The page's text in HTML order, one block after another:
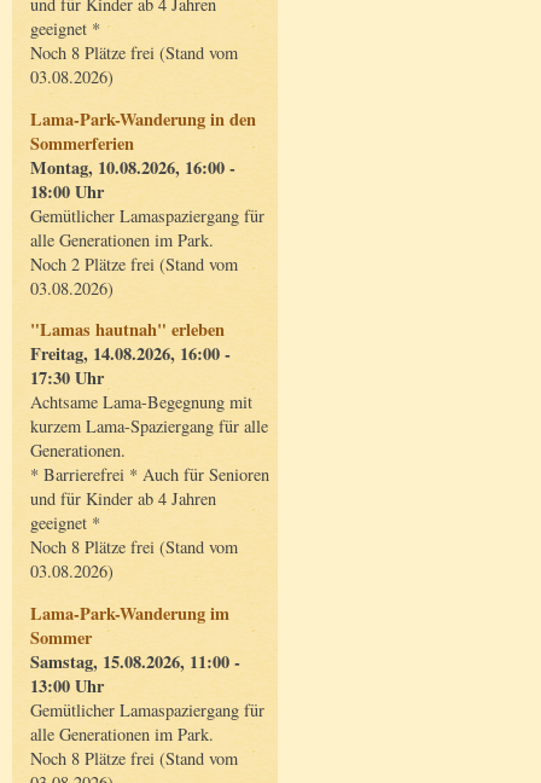
und für Kinder ab 4 Jahren
geeignet *
Noch 8 Plätze frei (Stand vom
03.08.2026)
Lama-Park-Wanderung in den
Sommerferien
Montag, 10.08.2026, 16:00 -
18:00 Uhr
Gemütlicher Lamaspaziergang für
alle Generationen im Park.
Noch 2 Plätze frei (Stand vom
03.08.2026)
"Lamas hautnah" erleben
Freitag, 14.08.2026, 16:00 -
17:30 Uhr
Achtsame Lama-Begegnung mit
kurzem Lama-Spaziergang für alle
Generationen.
* Barrierefrei * Auch für Senioren
und für Kinder ab 4 Jahren
geeignet *
Noch 8 Plätze frei (Stand vom
03.08.2026)
Lama-Park-Wanderung im
Sommer
Samstag, 15.08.2026, 11:00 -
13:00 Uhr
Gemütlicher Lamaspaziergang für
alle Generationen im Park.
Noch 8 Plätze frei (Stand vom